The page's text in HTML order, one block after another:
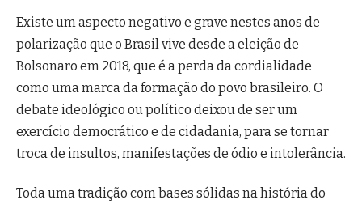
Existe um aspecto negativo e grave nestes anos de
polarização que o Brasil vive desde a eleição de
Bolsonaro em 2018, que é a perda da cordialidade
como uma marca da formação do povo brasileiro. O
debate ideológico ou político deixou de ser um
exercício democrático e de cidadania, para se tornar
troca de insultos, manifestações de ódio e intolerância.
Toda uma tradição com bases sólidas na história do